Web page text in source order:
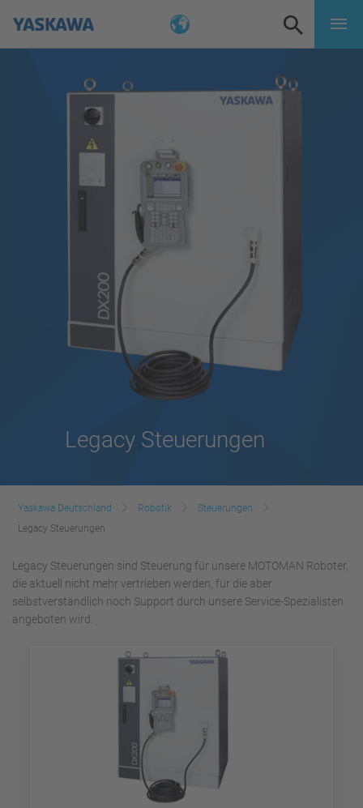
Legacy Steuerungen
Yaskawa Deutschland Robotik
Steuerungen
Legacy Steuerungen
Legacy Steuerungen sind Steuerung für unsere MOTOMAN Roboter,
die aktuell nicht mehr vertrieben werden, für die aber
selbstverständlich noch Support durch unsere Service-Spezialisten
angeboten wird.